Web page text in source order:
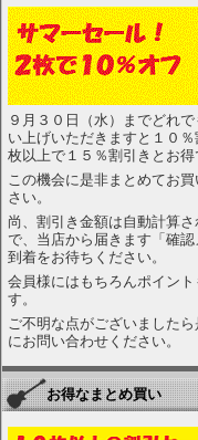
９月３０日（水）までどれ
い上げいただきますと１０％
枚以上で１５％割引きとお得
この機会に是非まとめてお
さい。
尚、割引き金額は自動計算
で、当店から届きます「確
到着をお待ちください。
会員様にはもちろんポイント
す。
ご不明な点がございました
にお問い合わせください。
お得なまとめ買い